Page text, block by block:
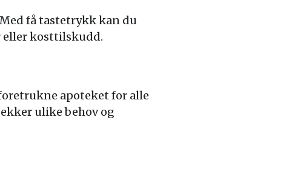
få tastetrykk kan du
eller kosttilskudd.
apoteket for alle
ulike behov og